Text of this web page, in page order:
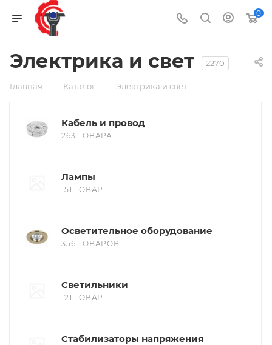
0
Электрика и свет 2270
Главная — Каталог — Электрика и свет
Кабель и провод
263 ТОВАРА
Лампы
151 ТОВАР
Осветительное оборудование
356 ТОВАРОВ
Светильники
121 ТОВАР
Стабилизаторы напряжения